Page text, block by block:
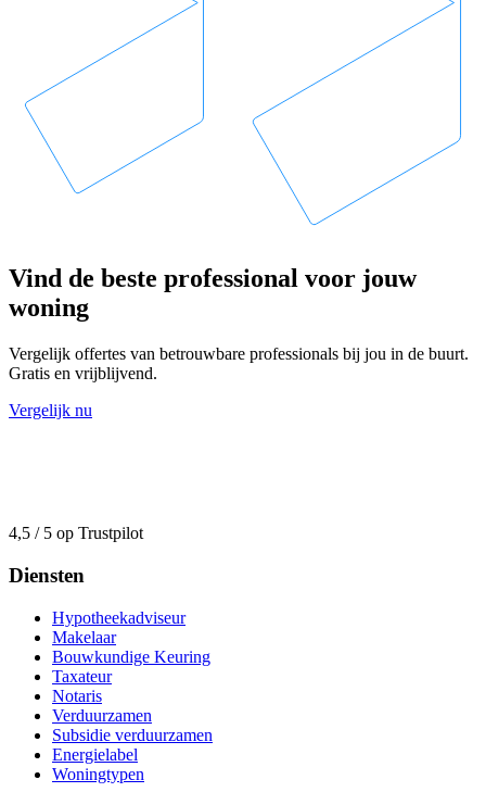
Vind de beste professional voor jouw
woning
Vergelijk offertes van betrouwbare professionals bij jou in de buurt.
Gratis en vrijblijvend.
Vergelijk nu
4,5 / 5 op Trustpilot
Diensten
Hypotheekadviseur
Makelaar
Bouwkundige Keuring
Taxateur
Notaris
Verduurzamen
Subsidie verduurzamen
Energielabel
Woningtypen